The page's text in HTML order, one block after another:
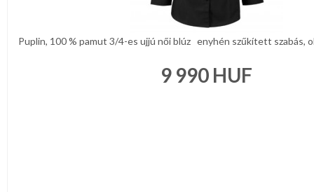
Puplin, 100 % pamut 3/4-es ujjú női blúz enyhén szűkített szabás,
9 990 HUF